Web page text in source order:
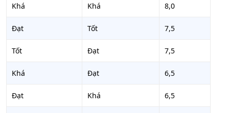
Khá Khá 8,0
Đạt Tốt 7,5
Tốt Đạt 7,5
Khá Đạt 6,5
Đạt Khá 6,5